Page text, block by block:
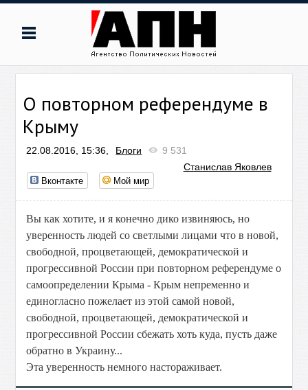
О повторном референдуме в
Крыму
22.08.2016, 15:36, Блоги
9 531
Станислав Яковлев
Вконтакте Мой мир
Вы как хотите, и я конечно дико извиняюсь, но
уверенность людей со светлыми лицами что в новой,
свободной, процветающей, демократической и
прогрессивной России при повторном референдуме о
самоопределении Крыма - Крым непременно и
единогласно пожелает из этой самой новой,
свободной, процветающей, демократической и
прогрессивной России сбежать хоть куда, пусть даже
обратно в Украину...
Эта уверенность немного настораживает.